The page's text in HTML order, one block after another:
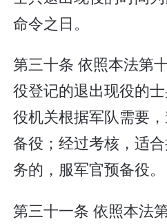
命令之日。
第三十条 依照本法第
役登记的退出现役的
役机关根据军队需要
备役；经过考核，适
务的，服军官预备役。
第三十一条 依照本法